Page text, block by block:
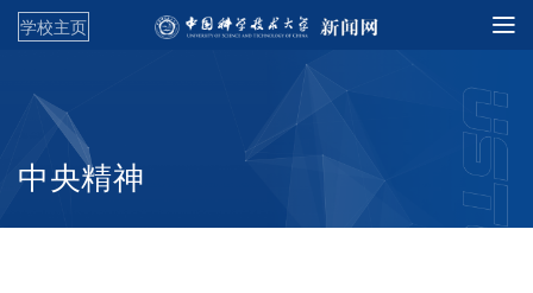
学校主页
中央精神